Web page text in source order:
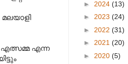
എന്ന
► 2024 (13)
► 2023 (24)
► 2022 (31)
► 2021 (20)
► 2020 (5)